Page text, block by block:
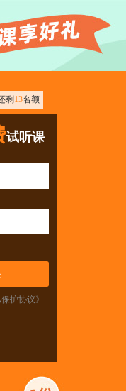
剩 13名额
试听课
护协议》